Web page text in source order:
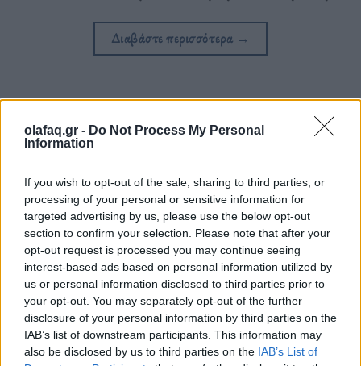
olafaq.gr - Do Not Process My Personal
Information
If you wish to opt-out of the sale, sharing to third parties, or
processing of your personal or sensitive information for
targeted advertising by us, please use the below opt-out
section to confirm your selection. Please note that after your
opt-out request is processed you may continue seeing
interest-based ads based on personal information utilized by
us or personal information disclosed to third parties prior to
your opt-out. You may separately opt-out of the further
disclosure of your personal information by third parties on the
IAB’s list of downstream participants. This information may
also be disclosed by us to third parties on the IAB’s List of
Διαβάστε περισσότερα →
Δημοσιεύθηκε σεΜουσική| Beat Generation Jack Kerouac
Lucien Carr,Luke Elliot
Δείτε επίσης